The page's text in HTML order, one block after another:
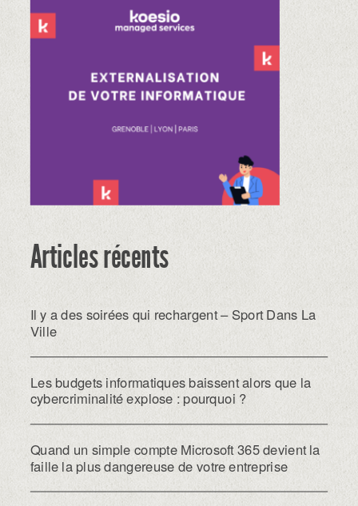
Articles récents
Il y a des soirées qui rechargent – Sport Dans La
Ville
Les budgets informatiques baissent alors que la
cybercriminalité explose : pourquoi ?
Quand un simple compte Microsoft 365 devient la
faille la plus dangereuse de votre entreprise